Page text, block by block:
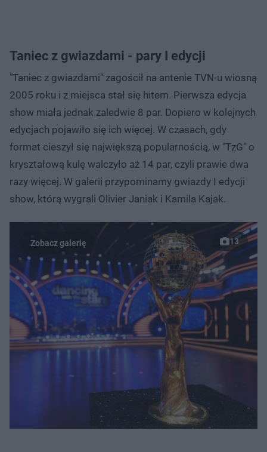
Taniec z gwiazdami - pary I edycji
"Taniec z gwiazdami" zagościł na antenie TVN-u wiosną
2005 roku i z miejsca stał się hitem. Pierwsza edycja
show miała jednak zaledwie 8 par. Dopiero w kolejnych
edycjach pojawiło się ich więcej. W czasach, gdy
format cieszył się największą popularnością, w "TzG" o
kryształową kulę walczyło aż 14 par, czyli prawie dwa
razy więcej. W galerii przypominamy gwiazdy I edycji
show, którą wygrali Olivier Janiak i Kamila Kajak.
13